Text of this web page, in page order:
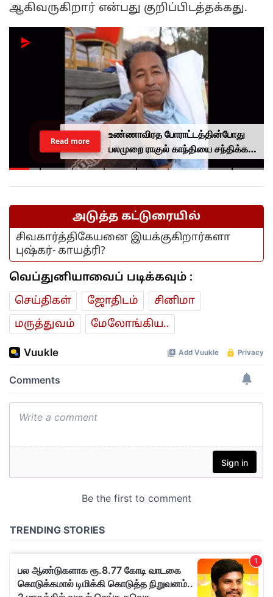
ஆகிவருகிறார் என்பது குறிப்பிடத்தக்கது.
உண்ணாவிரத போராட்டத்தின்போது
பலமுறை ராகுல் காந்தியை சந்திக்க
முயன்றாரா சோனம் வாங்சுக்
Read more
அடுத்த கட்டுரையில்
சிவகார்த்திகேயனை இயக்குகிறார்களா
புஷ்கர்- காயத்ரி?
வெப்துனியாவைப் படிக்கவும் :
செய்திகள் ஜோ‌திட‌ம்
சினிமா
மரு‌த்துவ‌ம்
மேலோங்கிய..